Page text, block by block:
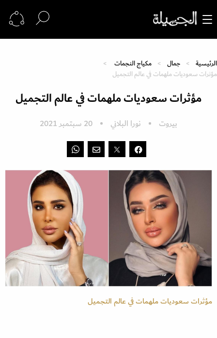
الرئيسية جمال
مكياج النجمات
مؤثرات سعوديات ملهمات في عالم التجميل
مؤثرات سعوديات ملهمات في عالم التجميل
بيروت نورا البلاني 20 سبتمبر 2021
مؤثرات سعوديات ملهمات في عالم التجميل